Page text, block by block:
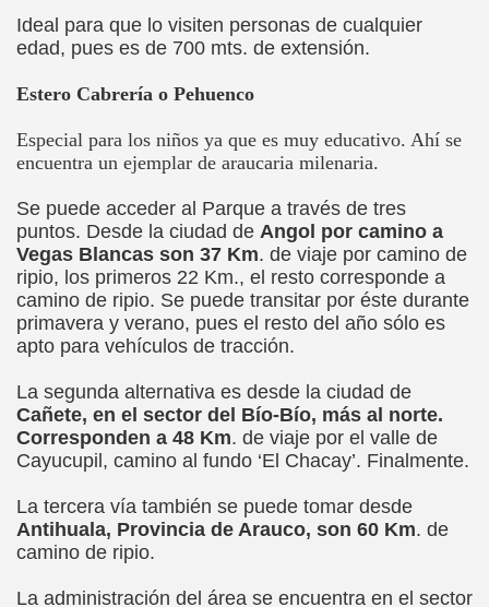
Ideal para que lo visiten personas de cualquier
edad, pues es de 700 mts. de extensión.
Estero Cabrería o Pehuenco
Especial para los niños ya que es muy educativo. Ahí se
encuentra un ejemplar de araucaria milenaria.
Se puede acceder al Parque a través de tres
puntos. Desde la ciudad de Angol por camino a
Vegas Blancas son 37 Km. de viaje por camino de
ripio, los primeros 22 Km., el resto corresponde a
camino de ripio. Se puede transitar por éste durante
primavera y verano, pues el resto del año sólo es
apto para vehículos de tracción.
La segunda alternativa es desde la ciudad de
Cañete, en el sector del Bío-Bío, más al norte.
Corresponden a 48 Km. de viaje por el valle de
Cayucupil, camino al fundo ‘El Chacay’. Finalmente.
La tercera vía también se puede tomar desde
Antihuala, Provincia de Arauco, son 60 Km. de
camino de ripio.
La administración del área se encuentra en el sector
DE TENNIS ANGOL